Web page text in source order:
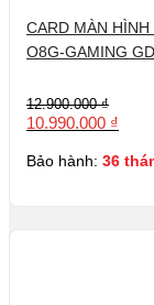
CARD MÀN
O8G-GAMING
12.900.000₫
Giá
gốc
12.900.000 ₫.
10.990.000 ₫
Giá
hiện
là:
Bảo hành: 36